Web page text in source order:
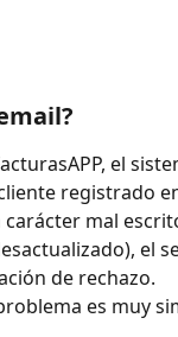
el
registrado
mal
el
de rechazo.
es muy